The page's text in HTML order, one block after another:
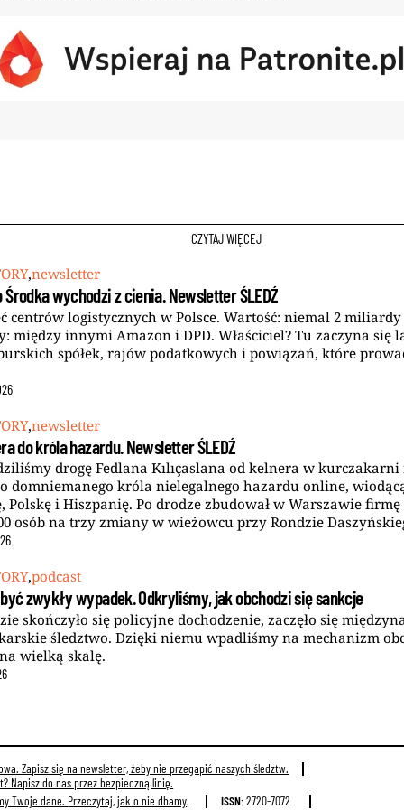
CZYTAJ WIĘCEJ
,newsletter
Środka wychodzi z cienia. Newsletter ŚLEDŹ
centrów logistycznych w Polsce. Wartość: niemal 2 miliardy
między innymi Amazon i DPD. Właściciel? Tu zaczyna się
spółek, rajów podatkowych i powiązań, które
,newsletter
do króla hazardu. Newsletter ŚLEDŹ
drogę Fedlana Kılıçaslana od kelnera w kurczakarni
domniemanego króla nielegalnego hazardu online,
Polskę i Hiszpanię. Po drodze zbudował w Warszawie
osób na trzy zmiany w wieżowcu przy Rondzie
,podcast
zwykły wypadek. Odkryliśmy, jak obchodzi się sankcje
skończyło się policyjne dochodzenie, zaczęło się
śledztwo. Dzięki niemu wpadliśmy na mechanizm
wielką skalę.
Zapisz się na newsletter, żeby nie przegapić naszych śledztw.
Napisz do nas przez bezpieczną linię.
Twoje dane. Przeczytaj, jak o nie dbamy. ISSN:2720-7072